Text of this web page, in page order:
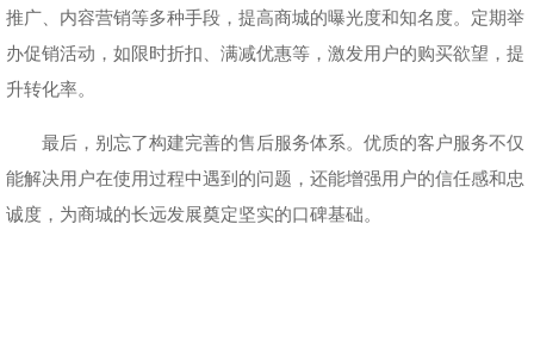
推广、内容营销等多种手段，提高商城的曝光度和知名度。定期举
办促销活动，如限时折扣、满减优惠等，激发用户的购买欲望，提
升转化率。
最后，别忘了构建完善的售后服务体系。优质的客户服务不仅
能解决用户在使用过程中遇到的问题，还能增强用户的信任感和忠
诚度，为商城的长远发展奠定坚实的口碑基础。